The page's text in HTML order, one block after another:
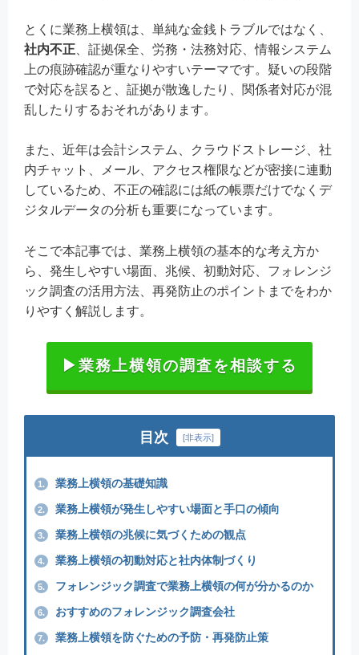
とくに業務上横領は、単純な金銭トラブルではなく、
社内不正 、証拠保全、労務・法務対応、情報システム
上の痕跡確認が重なりやすいテーマです。疑いの段階
で対応を誤ると、証拠が散逸したり、関係者対応が混
乱したりするおそれがあります。
また、近年は会計システム、クラウドストレージ、社
内チャット、メール、アクセス権限などが密接に連動
しているため、不正の確認には紙の帳票だけでなくデ
ジタルデータの分析も重要になっています。
そこで本記事では、業務上横領の基本的な考え方か
ら、発生しやすい場面、兆候、初動対応、フォレンジ
ック調査の活用方法、再発防止のポイントまでをわか
りやすく解説します。
▶業務上横領の調査を相談する
目次 [非表示]
1. 業務上横領の基礎知識
2. 業務上横領が発生しやすい場面と手口の傾向
3. 業務上横領の兆候に気づくための観点
4. 業務上横領の初動対応と社内体制づくり
5. フォレンジック調査で業務上横領の何が分かるのか
6. おすすめのフォレンジック調査会社
7. 業務上横領を防ぐための予防・再発防止策